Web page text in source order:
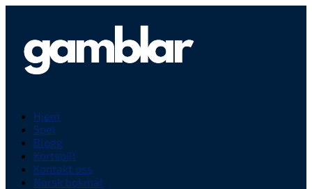
Hjem
Spel
Blogg
Kortspill
Kontakt oss
Norsk bokmål